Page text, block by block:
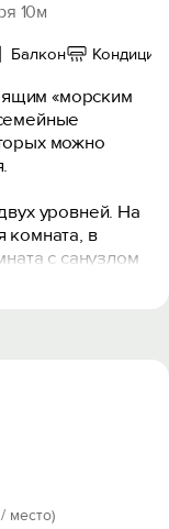
10м
Балкон
«морским
можно
уровней. На
комната, в
с санузлом
со
а взрослые
попытать
могут
на
место)